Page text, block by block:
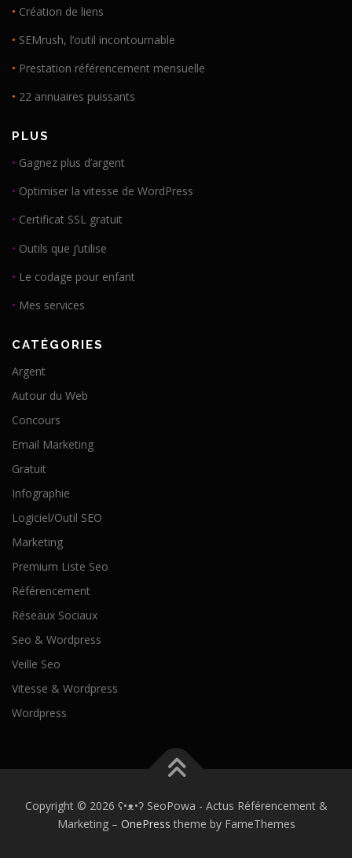
• Création de liens
• SEMrush, l’outil incontournable
• Prestation référencement mensuelle
• 22 annuaires puissants
PLUS
• Gagnez plus d’argent
• Optimiser la vitesse de WordPress
• Certificat SSL gratuit
• Outils que j’utilise
• Le codage pour enfant
• Mes services
CATÉGORIES
Argent
Autour du Web
Concours
Email Marketing
Gratuit
Infographie
Logiciel/Outil SEO
Marketing
Premium Liste Seo
Référencement
Réseaux Sociaux
Seo & Wordpress
Veille Seo
Vitesse & Wordpress
Wordpress
Copyright © 2026 ʕ•ᴥ•ʔ SeoPowa - Actus Référencement &
Marketing – OnePress theme by FameThemes